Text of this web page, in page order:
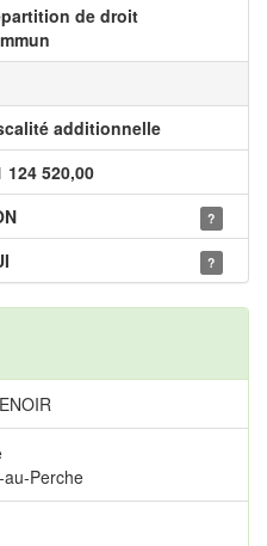
de droit
additionnelle
124 520,00
?
?
Perche